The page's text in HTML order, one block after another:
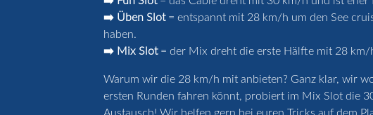
➡️ Üben Slot= entspannt mit 28 km/h um den See
haben.
➡️ Mix Slot= der Mix dreht die erste Hälfte mit 28
Warum wir die 28 km/h mit anbieten? Ganz klar, wir
ersten Runden fahren könnt, probiert im Mix Slot die